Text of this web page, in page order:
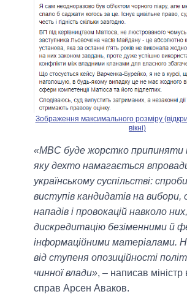
Зображення максимального розміру
вікні)
«МВС буде жорстко припиняти
яку дехто намагається
українському суспільстві:
виступів кандидатів на вибори,
нападів і провокацій навколо них,
дискредитацію безіменними й
інформаційними матеріалами.
від ступеня опозиційності
чинної влади», – написав міністр
справ Арсен Аваков.